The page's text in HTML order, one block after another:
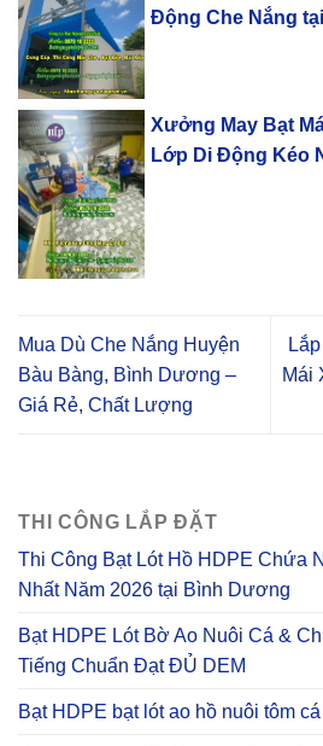
Động Che Nắng
Xưởng May Bạt
Lớp Di Động Kéo
Mua Dù Che Nắng Huyện
Bàu Bàng, Bình Dương –
Giá Rẻ, Chất Lượng
Mái
THI CÔNG LẮP ĐẶT
Thi Công Bạt Lót Hồ HDPE Chứa
Nhất Năm 2026 tại Bình Dương
Bạt HDPE Lót Bờ Ao Nuôi Cá &
Tiếng Chuẩn Đạt ĐỦ DEM
Bạt HDPE bạt lót ao hồ nuôi tôm